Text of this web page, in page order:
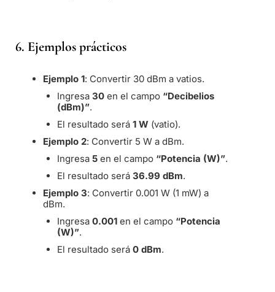
6. Ejemplos prácticos
Ejemplo 1: Convertir 30 dBm a vatios.
Ingresa 30en el campo “Decibelios
(dBm)”.
El resultado será 1 W (vatio).
Ejemplo 2: Convertir 5 W a dBm.
Ingresa 5en el campo “Potencia (W)”.
El resultado será 36.99 dBm.
Ejemplo 3: Convertir 0.001 W (1 mW) a
dBm.
Ingresa 0.001en el campo “Potencia
(W)”.
El resultado será 0 dBm.